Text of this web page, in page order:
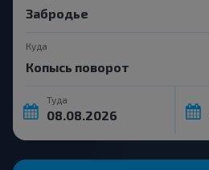
Куда
Туда